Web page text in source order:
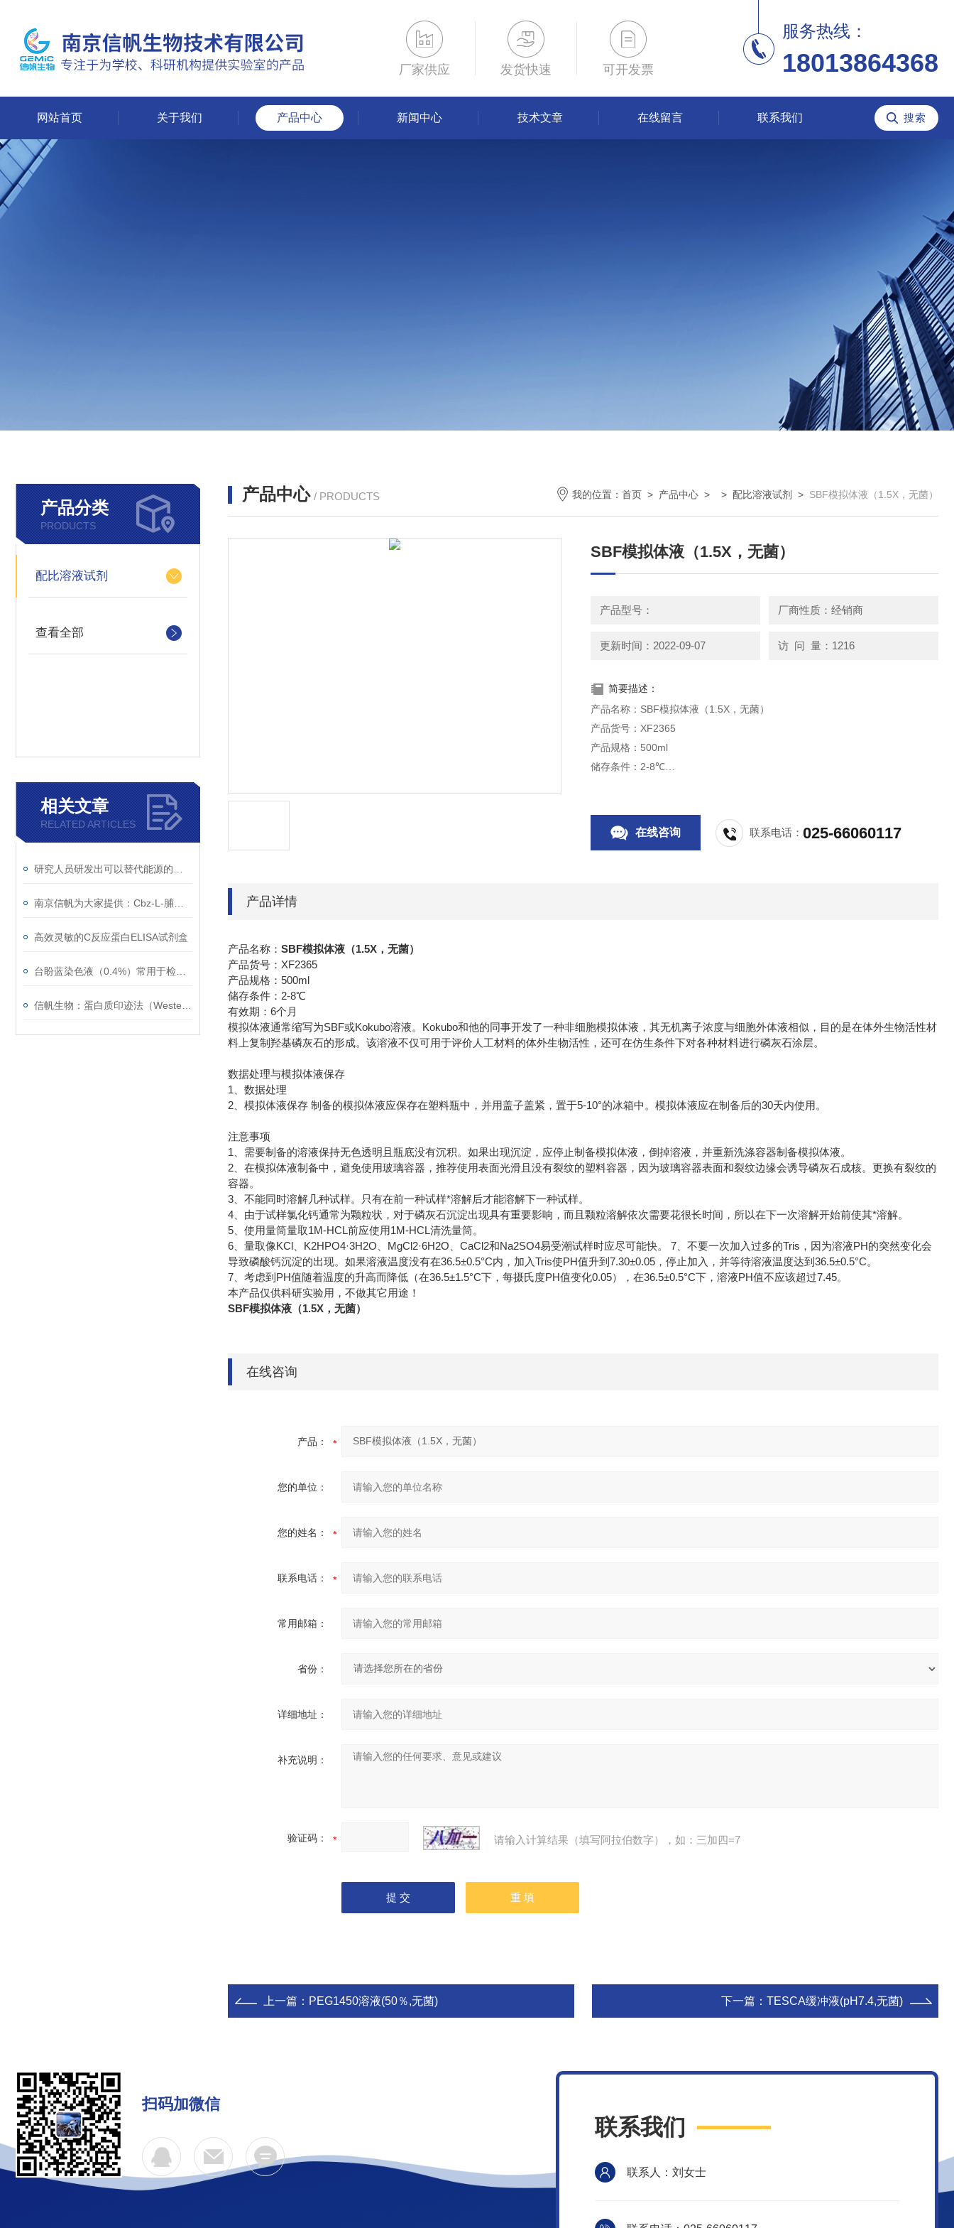
厂家供应 发货快速 可开发票
服务热线：
18013864368
网站首页 关于我们 产品中心 新闻中心 技术文章 在线留言 联系我们
产品分类
PRODUCTS
配比溶液试剂
查看全部
相关文章
RELATED ARTICLES
高效灵敏的C反应蛋白ELISA试剂盒
产品中心 / PRODUCTS 我的位置： 首页 > 产品中心 > > 配比溶液试剂 > SBF模拟体液（1.5X，无菌）
SBF模拟体液（1.5X，无菌）
产品型号： 厂商性质：经销商
更新时间：2022-09-07 访 问 量：1216
简要描述：
产品名称：SBF模拟体液（1.5X，无菌）
产品货号：XF2365
产品规格：500ml
储存条件：2-8℃
在线咨询 联系电话：025-66060117
产品详情
产品名称： SBF模拟体液（1.5X，无菌）
产品货号：XF2365
产品规格：500ml
储存条件：2-8℃
有效期：6个月
模拟体液通常缩写为SBF或Kokubo溶液。Kokubo和他的同事开发了一种非细胞模拟体液，其无机离子浓度与细胞外体液相似，目的是在体外生物活性材
料上复制羟基磷灰石的形成。该溶液不仅可用于评价人工材料的体外生物活性，还可在仿生条件下对各种材料进行磷灰石涂层。
数据处理与模拟体液保存
1、数据处理
2、模拟体液保存 制备的模拟体液应保存在塑料瓶中，并用盖子盖紧，置于5-10°的冰箱中。模拟体液应在制备后的30天内使用。
注意事项
1、需要制备的溶液保持无色透明且瓶底没有沉积。如果出现沉淀，应停止制备模拟体液，倒掉溶液，并重新洗涤容器制备模拟体液。
2、在模拟体液制备中，避免使用玻璃容器，推荐使用表面光滑且没有裂纹的塑料容器，因为玻璃容器表面和裂纹边缘会诱导磷灰石成核。更换有裂纹的
容器。
3、不能同时溶解几种试样。只有在前一种试样*溶解后才能溶解下一种试样。
4、由于试样氯化钙通常为颗粒状，对于磷灰石沉淀出现具有重要影响，而且颗粒溶解依次需要花很长时间，所以在下一次溶解开始前使其*溶解。
5、使用量筒量取1M-HCL前应使用1M-HCL清洗量筒。
6、量取像KCl、K2HPO4·3H2O、MgCl2·6H2O、CaCl2和Na2SO4易受潮试样时应尽可能快。 7、不要一次加入过多的Tris，因为溶液PH的突然变化会
导致磷酸钙沉淀的出现。如果溶液温度没有在36.5±0.5°C内，加入Tris使PH值升到7.30±0.05，停止加入，并等待溶液温度达到36.5±0.5°C。
7、考虑到PH值随着温度的升高而降低（在36.5±1.5°C下，每摄氏度PH值变化0.05），在36.5±0.5°C下，溶液PH值不应该超过7.45。
本产品仅供科研实验用，不做其它用途！
SBF模拟体液（1.5X，无菌）
在线咨询
产品：
您的单位：
您的姓名：
联系电话：
常用邮箱：
省份：
详细地址：
补充说明：
验证码： 请输入计算结果（填写阿拉伯数字），如：三加四=7
上一篇： PEG1450溶液(50％,无菌) 下一篇： TESCA缓冲液(pH7.4,无菌)
扫码加微信
联系我们
联系人：刘女士